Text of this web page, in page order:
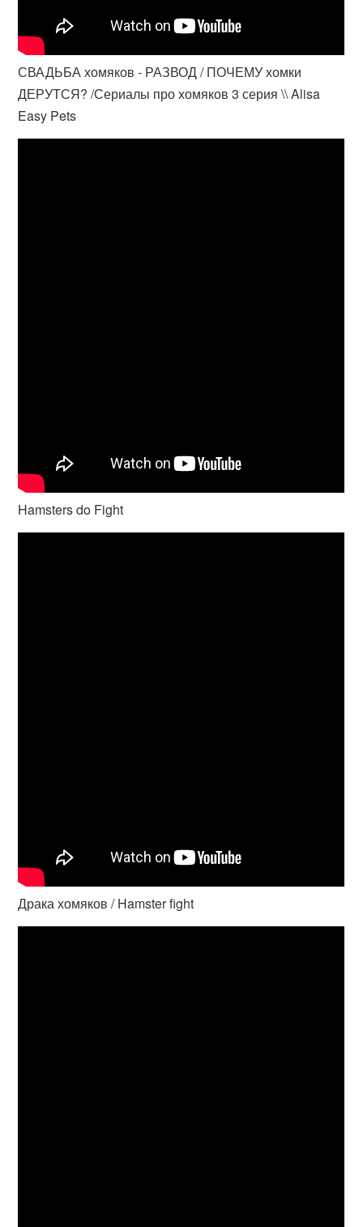
СВАДЬБА хомяков - РАЗВОД / ПОЧЕМУ хомки
ДЕРУТСЯ? /Сериалы про хомяков 3 серия \\ Alisa
Easy Pets
Hamsters do Fight
Драка хомяков / Hamster fight